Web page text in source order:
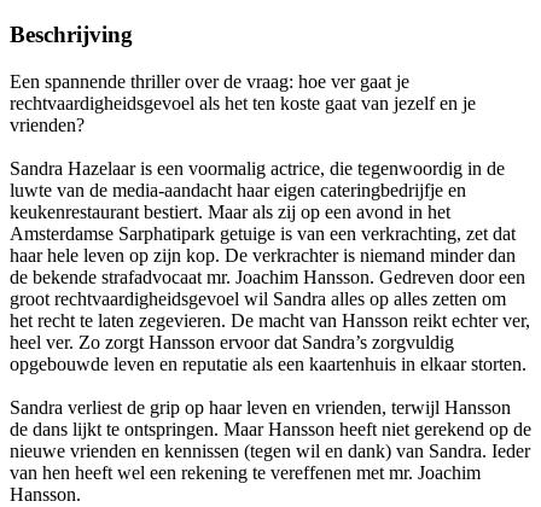
Beschrijving
Een spannende thriller over de vraag: hoe ver gaat je
rechtvaardigheidsgevoel als het ten koste gaat van jezelf en je
vrienden?
Sandra Hazelaar is een voormalig actrice, die tegenwoordig in de
luwte van de media-aandacht haar eigen cateringbedrijfje en
keukenrestaurant bestiert. Maar als zij op een avond in het
Amsterdamse Sarphatipark getuige is van een verkrachting, zet dat
haar hele leven op zijn kop. De verkrachter is niemand minder dan
de bekende strafadvocaat mr. Joachim Hansson. Gedreven door een
groot rechtvaardigheidsgevoel wil Sandra alles op alles zetten om
het recht te laten zegevieren. De macht van Hansson reikt echter ver,
heel ver. Zo zorgt Hansson ervoor dat Sandra’s zorgvuldig
opgebouwde leven en reputatie als een kaartenhuis in elkaar storten.
Sandra verliest de grip op haar leven en vrienden, terwijl Hansson
de dans lijkt te ontspringen. Maar Hansson heeft niet gerekend op de
nieuwe vrienden en kennissen (tegen wil en dank) van Sandra. Ieder
van hen heeft wel een rekening te vereffenen met mr. Joachim
Hansson.